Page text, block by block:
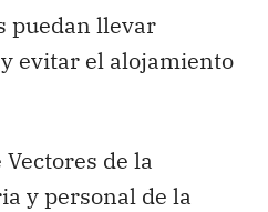
puedan llevar
evitar el alojamiento
de la
y personal de la